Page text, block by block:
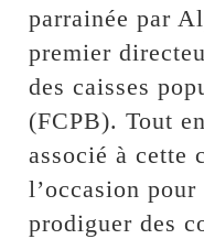
parrainée par
premier
des caisses
(FCPB). Tout
associé à cette
l’occasion
prodiguer des